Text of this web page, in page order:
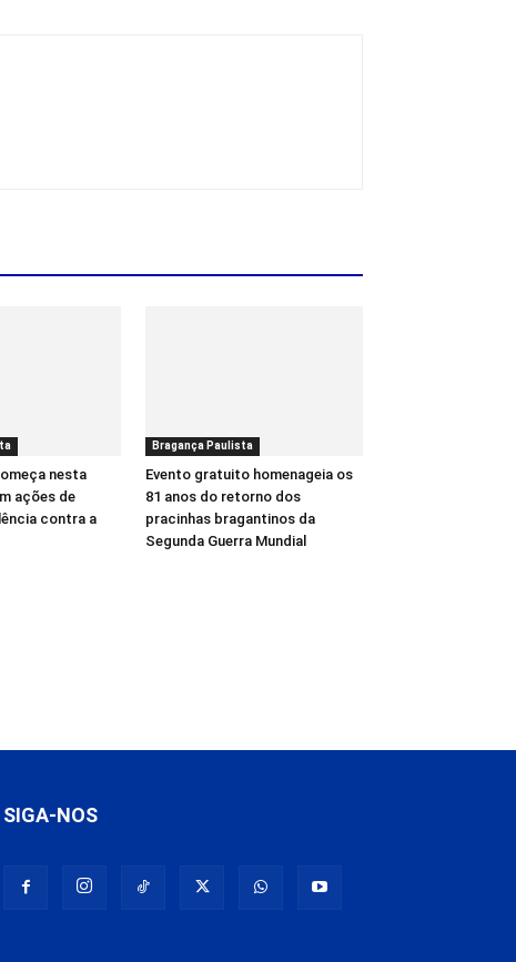
nesta
ações de
contra a
Bragança Paulista
Evento gratuito homenageia os
81 anos do retorno dos
pracinhas bragantinos da
Segunda Guerra Mundial
SIGA-NOS